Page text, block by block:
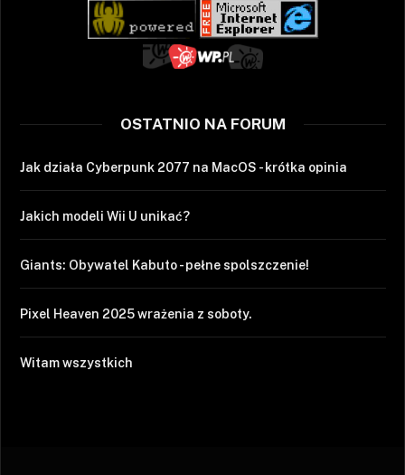
OSTATNIO NA FORUM
Jak działa Cyberpunk 2077 na MacOS - krótka opinia
Jakich modeli Wii U unikać?
Giants: Obywatel Kabuto - pełne spolszczenie!
Pixel Heaven 2025 wrażenia z soboty.
Witam wszystkich